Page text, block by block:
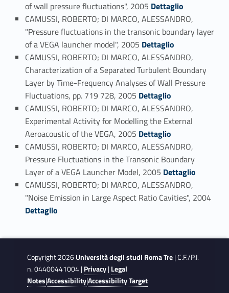
of wall pressure fluctuations", 2005 Dettaglio
CAMUSSI, ROBERTO; DI MARCO, ALESSANDRO,
"Pressure fluctuations in the transonic boundary layer
of a VEGA launcher model", 2005 Link identifier #identifier_person_96829-86
Dettaglio
CAMUSSI, ROBERTO; DI MARCO, ALESSANDRO,
Characterization of a Separated Turbulent Boundary
Layer by Time-Frequency Analyses of Wall Pressure
Fluctuations, pp. 719 728, 2005 Link identifier #identifier_person_158611-87
Dettaglio
CAMUSSI, ROBERTO; DI MARCO, ALESSANDRO,
Experimental Activity for Modelling the External
Aeroacoustic of the VEGA, 2005 Link identifier #identifier_person_83780-88
Dettaglio
CAMUSSI, ROBERTO; DI MARCO, ALESSANDRO,
Pressure Fluctuations in the Transonic Boundary
Layer of a VEGA Launcher Model, 2005 Link identifier #identifier_person_39071-89
Dettaglio
CAMUSSI, ROBERTO; DI MARCO, ALESSANDRO,
"Noise Emission in Large Aspect Ratio Cavities", 2004
Dettaglio
Copyright 2026Università degli studi Roma Tre| C.F./P.I.
n. 04400441004 |Privacy|Legal
Notes|Accessibility|Accessibility Target